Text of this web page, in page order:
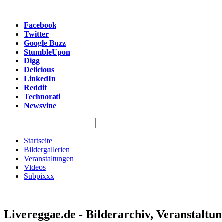
Facebook
Twitter
Google Buzz
StumbleUpon
Digg
Delicious
LinkedIn
Reddit
Technorati
Newsvine
Startseite
Bildergallerien
Veranstaltungen
Videos
Subpixxx
Livereggae.de - Bilderarchiv,